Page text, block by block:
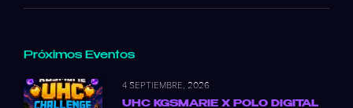
Próximos Eventos
4 SEPTIEMBRE, 2026
UHC KGSMARIE X POLO DIGITAL